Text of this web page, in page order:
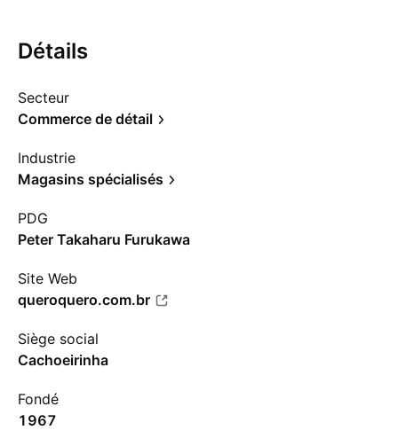
Détails
Secteur
Commerce de détail
Industrie
Magasins spécialisés
PDG
Peter Takaharu Furukawa
Site Web
queroquero.com.br
Siège social
Cachoeirinha
Fondé
1967